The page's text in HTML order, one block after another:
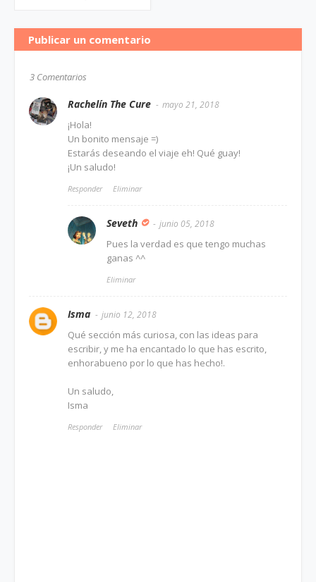
Publicar un comentario
3 Comentarios
Rachelín The Cure mayo 21, 2018
¡Hola!
Un bonito mensaje =)
Estarás deseando el viaje eh! Qué guay!
¡Un saludo!
Responder Eliminar
Seveth junio 05, 2018
Pues la verdad es que tengo muchas
ganas ^^
Eliminar
Isma junio 12, 2018
Qué sección más curiosa, con las ideas para
escribir, y me ha encantado lo que has escrito,
enhorabueno por lo que has hecho!.
Un saludo,
Isma
Responder Eliminar